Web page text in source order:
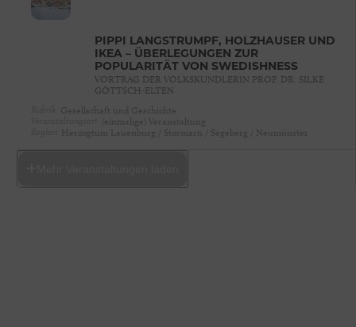
PIPPI LANGSTRUMPF, HOLZHÄUSER UND
IKEA – ÜBERLEGUNGEN ZUR
POPULARITÄT VON SWEDISHNESS
VORTRAG DER VOLKSKUNDLERIN PROF. DR. SILKE
GÖTTSCH-ELTEN